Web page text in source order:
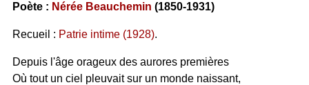
Poète : Nérée Beauchemin (1850-1931)
Recueil : Patrie intime (1928).
Depuis l'âge orageux des aurores premières
Où tout un ciel pleuvait sur un monde naissant,